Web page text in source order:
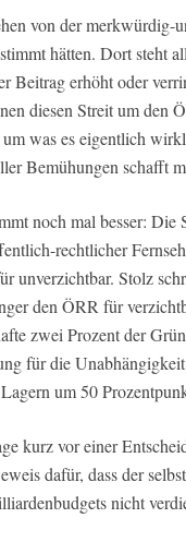
von der merkwürdig-
hätten. Dort steht
Beitrag erhöht oder
diesen Streit um den
was es eigentlich
Bemühungen schafft
noch mal besser: Die
rechtlicher
unverzichtbar. Stolz
den ÖRR für
zwei Prozent der
für die
um 50
kurz vor einer
dafür, dass der
nicht